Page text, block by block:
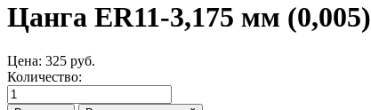
Цанга ER11-3,175 мм (0,005)
Цена: 325 руб.
Количество: